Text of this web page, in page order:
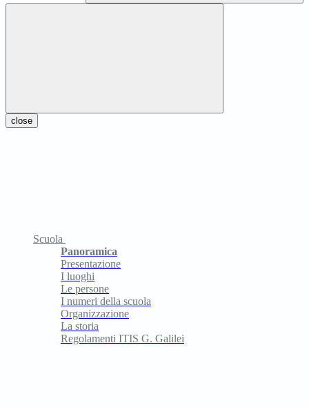
close
Scuola
Panoramica
Presentazione
I luoghi
Le persone
I numeri della scuola
Organizzazione
La storia
Regolamenti ITIS G. Galilei